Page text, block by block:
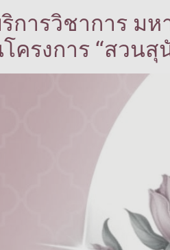
การวิชาการ ม
ครงการ “สวน